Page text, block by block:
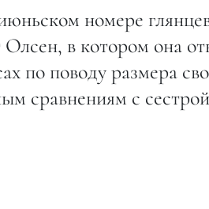
номере
Олсен, в котором она
по поводу размера
сравнениям с